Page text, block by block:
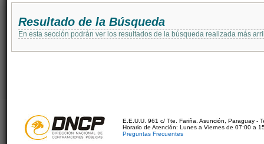
Resultado de la Búsqueda
En esta sección podrán ver los resultados de la búsqueda realizada más
E.E.U.U. 961 c/ Tte. Fariña. Asunción, Paraguay -
Horario de Atención: Lunes a Viernes de 07:00 a
Preguntas Frecuentes